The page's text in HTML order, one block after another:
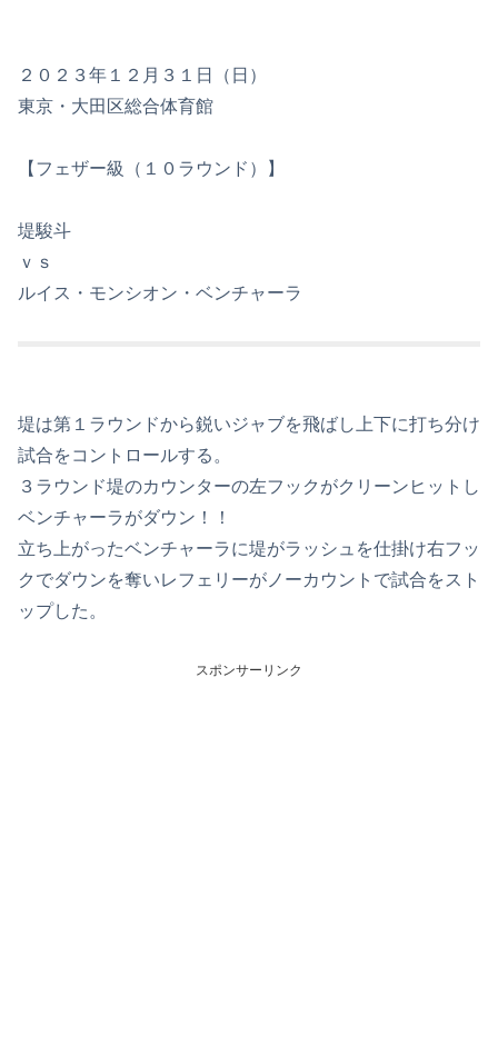
２０２３年１２月３１日（日）
東京・大田区総合体育館
【フェザー級（１０ラウンド）】
堤駿斗
ｖｓ
ルイス・モンシオン・ベンチャーラ
堤は第１ラウンドから鋭いジャブを飛ばし上下に打ち分け
試合をコントロールする。
３ラウンド堤のカウンターの左フックがクリーンヒットし
ベンチャーラがダウン！！
立ち上がったベンチャーラに堤がラッシュを仕掛け右フッ
クでダウンを奪いレフェリーがノーカウントで試合をスト
ップした。
スポンサーリンク